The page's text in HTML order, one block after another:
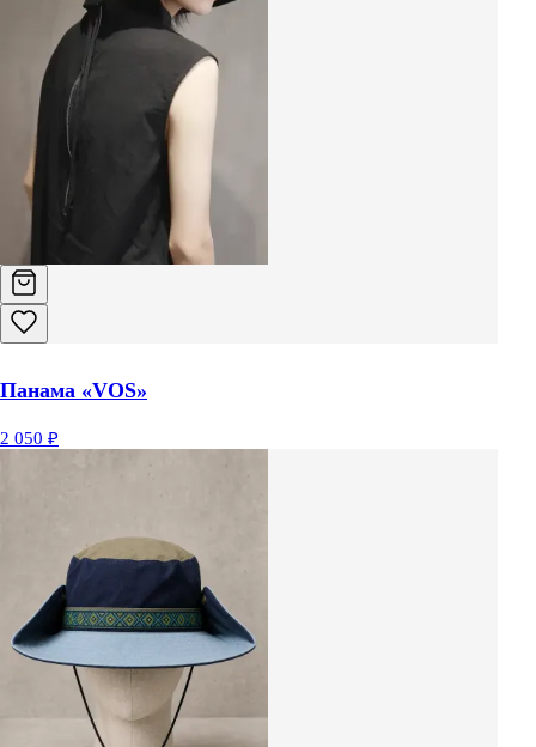
Панама «VOS»
2 050 ₽